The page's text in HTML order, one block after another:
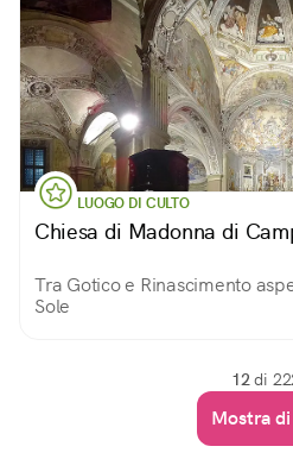
LUOGO DI CULTO
Chiesa di Madonna di
Tra Gotico e Rinascimento
Sole
12di
Mostra